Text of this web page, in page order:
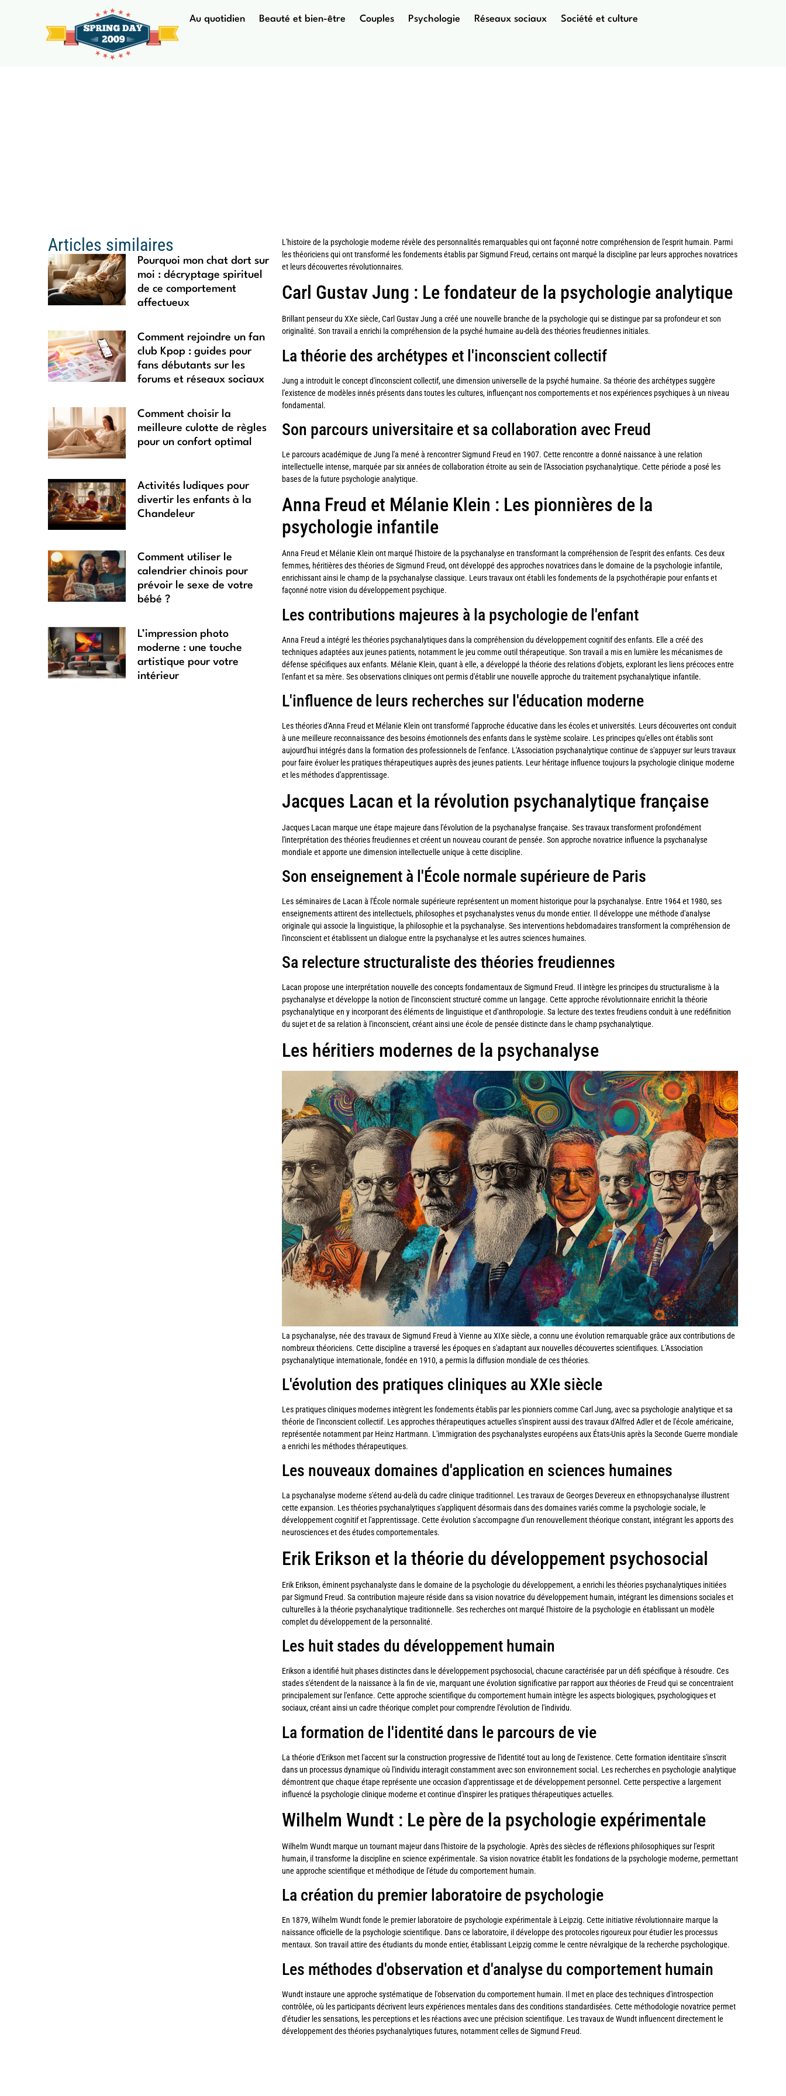
Au quotidien Beauté et bien-être Couples Psychologie Réseaux sociaux Société et culture
Articles similaires
Pourquoi mon chat dort sur
moi : décryptage spirituel
de ce comportement
affectueux
Comment rejoindre un fan
club Kpop : guides pour
fans débutants sur les
forums et réseaux sociaux
Comment choisir la
meilleure culotte de règles
pour un confort optimal
Activités ludiques pour
divertir les enfants à la
Chandeleur
Comment utiliser le
calendrier chinois pour
prévoir le sexe de votre
bébé ?
L’impression photo
moderne : une touche
artistique pour votre
intérieur
L'histoire de la psychologie moderne révèle des personnalités remarquables qui ont façonné notre compréhension de l'esprit humain. Parmi
les théoriciens qui ont transformé les fondements établis par Sigmund Freud, certains ont marqué la discipline par leurs approches novatrices
et leurs découvertes révolutionnaires.
Carl Gustav Jung : Le fondateur de la psychologie analytique
Brillant penseur du XXe siècle, Carl Gustav Jung a créé une nouvelle branche de la psychologie qui se distingue par sa profondeur et son
originalité. Son travail a enrichi la compréhension de la psyché humaine au-delà des théories freudiennes initiales.
La théorie des archétypes et l'inconscient collectif
Jung a introduit le concept d'inconscient collectif, une dimension universelle de la psyché humaine. Sa théorie des archétypes suggère
l'existence de modèles innés présents dans toutes les cultures, influençant nos comportements et nos expériences psychiques à un niveau
fondamental.
Son parcours universitaire et sa collaboration avec Freud
Le parcours académique de Jung l'a mené à rencontrer Sigmund Freud en 1907. Cette rencontre a donné naissance à une relation
intellectuelle intense, marquée par six années de collaboration étroite au sein de l'Association psychanalytique. Cette période a posé les
bases de la future psychologie analytique.
Anna Freud et Mélanie Klein : Les pionnières de la
psychologie infantile
Anna Freud et Mélanie Klein ont marqué l'histoire de la psychanalyse en transformant la compréhension de l'esprit des enfants. Ces deux
femmes, héritières des théories de Sigmund Freud, ont développé des approches novatrices dans le domaine de la psychologie infantile,
enrichissant ainsi le champ de la psychanalyse classique. Leurs travaux ont établi les fondements de la psychothérapie pour enfants et
façonné notre vision du développement psychique.
Les contributions majeures à la psychologie de l'enfant
Anna Freud a intégré les théories psychanalytiques dans la compréhension du développement cognitif des enfants. Elle a créé des
techniques adaptées aux jeunes patients, notamment le jeu comme outil thérapeutique. Son travail a mis en lumière les mécanismes de
défense spécifiques aux enfants. Mélanie Klein, quant à elle, a développé la théorie des relations d'objets, explorant les liens précoces entre
l'enfant et sa mère. Ses observations cliniques ont permis d'établir une nouvelle approche du traitement psychanalytique infantile.
L'influence de leurs recherches sur l'éducation moderne
Les théories d'Anna Freud et Mélanie Klein ont transformé l'approche éducative dans les écoles et universités. Leurs découvertes ont conduit
à une meilleure reconnaissance des besoins émotionnels des enfants dans le système scolaire. Les principes qu'elles ont établis sont
aujourd'hui intégrés dans la formation des professionnels de l'enfance. L'Association psychanalytique continue de s'appuyer sur leurs travaux
pour faire évoluer les pratiques thérapeutiques auprès des jeunes patients. Leur héritage influence toujours la psychologie clinique moderne
et les méthodes d'apprentissage.
Jacques Lacan et la révolution psychanalytique française
Jacques Lacan marque une étape majeure dans l'évolution de la psychanalyse française. Ses travaux transforment profondément
l'interprétation des théories freudiennes et créent un nouveau courant de pensée. Son approche novatrice influence la psychanalyse
mondiale et apporte une dimension intellectuelle unique à cette discipline.
Son enseignement à l'École normale supérieure de Paris
Les séminaires de Lacan à l'École normale supérieure représentent un moment historique pour la psychanalyse. Entre 1964 et 1980, ses
enseignements attirent des intellectuels, philosophes et psychanalystes venus du monde entier. Il développe une méthode d'analyse
originale qui associe la linguistique, la philosophie et la psychanalyse. Ses interventions hebdomadaires transforment la compréhension de
l'inconscient et établissent un dialogue entre la psychanalyse et les autres sciences humaines.
Sa relecture structuraliste des théories freudiennes
Lacan propose une interprétation nouvelle des concepts fondamentaux de Sigmund Freud. Il intègre les principes du structuralisme à la
psychanalyse et développe la notion de l'inconscient structuré comme un langage. Cette approche révolutionnaire enrichit la théorie
psychanalytique en y incorporant des éléments de linguistique et d'anthropologie. Sa lecture des textes freudiens conduit à une redéfinition
du sujet et de sa relation à l'inconscient, créant ainsi une école de pensée distincte dans le champ psychanalytique.
Les héritiers modernes de la psychanalyse
La psychanalyse, née des travaux de Sigmund Freud à Vienne au XIXe siècle, a connu une évolution remarquable grâce aux contributions de
nombreux théoriciens. Cette discipline a traversé les époques en s'adaptant aux nouvelles découvertes scientifiques. L'Association
psychanalytique internationale, fondée en 1910, a permis la diffusion mondiale de ces théories.
L'évolution des pratiques cliniques au XXIe siècle
Les pratiques cliniques modernes intègrent les fondements établis par les pionniers comme Carl Jung, avec sa psychologie analytique et sa
théorie de l'inconscient collectif. Les approches thérapeutiques actuelles s'inspirent aussi des travaux d'Alfred Adler et de l'école américaine,
représentée notamment par Heinz Hartmann. L'immigration des psychanalystes européens aux États-Unis après la Seconde Guerre mondiale
a enrichi les méthodes thérapeutiques.
Les nouveaux domaines d'application en sciences humaines
La psychanalyse moderne s'étend au-delà du cadre clinique traditionnel. Les travaux de Georges Devereux en ethnopsychanalyse illustrent
cette expansion. Les théories psychanalytiques s'appliquent désormais dans des domaines variés comme la psychologie sociale, le
développement cognitif et l'apprentissage. Cette évolution s'accompagne d'un renouvellement théorique constant, intégrant les apports des
neurosciences et des études comportementales.
Erik Erikson et la théorie du développement psychosocial
Erik Erikson, éminent psychanalyste dans le domaine de la psychologie du développement, a enrichi les théories psychanalytiques initiées
par Sigmund Freud. Sa contribution majeure réside dans sa vision novatrice du développement humain, intégrant les dimensions sociales et
culturelles à la théorie psychanalytique traditionnelle. Ses recherches ont marqué l'histoire de la psychologie en établissant un modèle
complet du développement de la personnalité.
Les huit stades du développement humain
Erikson a identifié huit phases distinctes dans le développement psychosocial, chacune caractérisée par un défi spécifique à résoudre. Ces
stades s'étendent de la naissance à la fin de vie, marquant une évolution significative par rapport aux théories de Freud qui se concentraient
principalement sur l'enfance. Cette approche scientifique du comportement humain intègre les aspects biologiques, psychologiques et
sociaux, créant ainsi un cadre théorique complet pour comprendre l'évolution de l'individu.
La formation de l'identité dans le parcours de vie
La théorie d'Erikson met l'accent sur la construction progressive de l'identité tout au long de l'existence. Cette formation identitaire s'inscrit
dans un processus dynamique où l'individu interagit constamment avec son environnement social. Les recherches en psychologie analytique
démontrent que chaque étape représente une occasion d'apprentissage et de développement personnel. Cette perspective a largement
influencé la psychologie clinique moderne et continue d'inspirer les pratiques thérapeutiques actuelles.
Wilhelm Wundt : Le père de la psychologie expérimentale
Wilhelm Wundt marque un tournant majeur dans l'histoire de la psychologie. Après des siècles de réflexions philosophiques sur l'esprit
humain, il transforme la discipline en science expérimentale. Sa vision novatrice établit les fondations de la psychologie moderne, permettant
une approche scientifique et méthodique de l'étude du comportement humain.
La création du premier laboratoire de psychologie
En 1879, Wilhelm Wundt fonde le premier laboratoire de psychologie expérimentale à Leipzig. Cette initiative révolutionnaire marque la
naissance officielle de la psychologie scientifique. Dans ce laboratoire, il développe des protocoles rigoureux pour étudier les processus
mentaux. Son travail attire des étudiants du monde entier, établissant Leipzig comme le centre névralgique de la recherche psychologique.
Les méthodes d'observation et d'analyse du comportement humain
Wundt instaure une approche systématique de l'observation du comportement humain. Il met en place des techniques d'introspection
contrôlée, où les participants décrivent leurs expériences mentales dans des conditions standardisées. Cette méthodologie novatrice permet
d'étudier les sensations, les perceptions et les réactions avec une précision scientifique. Les travaux de Wundt influencent directement le
développement des théories psychanalytiques futures, notamment celles de Sigmund Freud.